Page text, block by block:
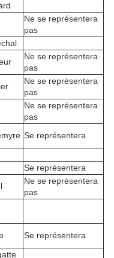
Ne se représentera
pas
Ne se représentera
pas
Ne se représentera
pas
Ne se représentera
pas
Se représentera
Se représentera
Ne se représentera
pas
Se représentera